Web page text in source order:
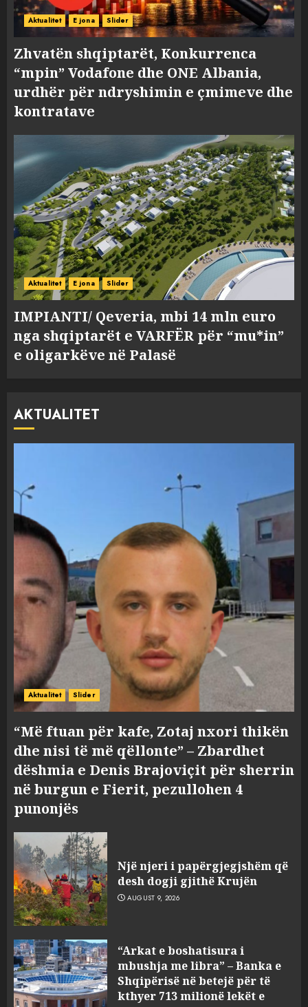
Aktualitet E jona Slider
Zhvatën shqiptarët, Konkurrenca
“mpin” Vodafone dhe ONE Albania,
urdhër për ndryshimin e çmimeve dhe
kontratave
Aktualitet E jona Slider
IMPIANTI/ Qeveria, mbi 14 mln euro
nga shqiptarët e VARFËR për “mu*in”
e oligarkëve në Palasë
AKTUALITET
Aktualitet Slider
“Më ftuan për kafe, Zotaj nxori thikën
dhe nisi të më qëllonte” – Zbardhet
dëshmia e Denis Brajoviçit për sherrin
në burgun e Fierit, pezullohen 4
punonjës
Një njeri i papërgjegjshëm që
desh dogji gjithë Krujën
AUGUST 9, 2026
“Arkat e boshatisura i
mbushja me libra” – Banka e
Shqipërisë në betejë për të
kthyer 713 milionë lekët e